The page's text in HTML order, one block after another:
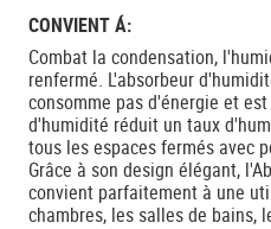
CONVIENT Á:
Combat la condensation,
renfermé. L'absorbeur
consomme pas d'énergie et
d'humidité réduit un taux
tous les espaces fermés avec
Grâce à son design élégant,
convient parfaitement à une
chambres, les salles de bains,